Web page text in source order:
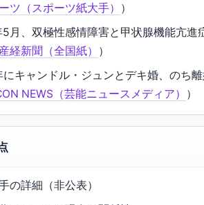
ツ（スポーツ紙大手） ）
月、双極性感情障害と甲状腺機能亢進
産経新聞（全国紙） ）
キャンドル・ジュンとデキ婚、のち
NEWS（芸能ニュースメディア） ）
の詳細（非公表）